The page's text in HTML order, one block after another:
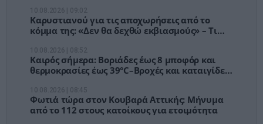
Καρυστιανού για τις αποχωρήσεις από το
κόμμα της: «Δεν θα δεχθώ εκβιασμούς» – Τι
Καιρός σήμερα: Βοριάδες έως 8 μποφόρ και
θερμοκρασίες έως 39°C–Βροχές και καταιγίδες
Φωτιά τώρα στον Κουβαρά Αττικής: Μήνυμα
από το 112 στους κατοίκους για ετοιμότητα